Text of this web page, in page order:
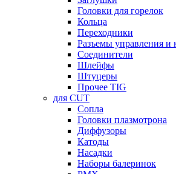
Головки для горелок
Кольца
Переходники
Разъемы управления и
Соединители
Шлейфы
Штуцеры
Прочее TIG
для CUT
Сопла
Головки плазмотрона
Диффузоры
Катоды
Насадки
Наборы балеринок